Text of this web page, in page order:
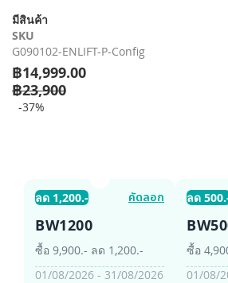
รูปภาพ
มีสินค้า
SKU
G090102-ENLIFT-P-Config
฿14,999.00
฿23,900
-37%
ลด 1,200.- คัดลอก
BW1200
ซื้อ 9,900.- ลด 1,200.-
01/08/2026 - 31/08/2026
ลด
ซื้อ
01/08/